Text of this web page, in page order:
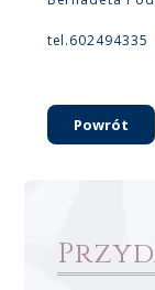
tel.602494335
Powrót